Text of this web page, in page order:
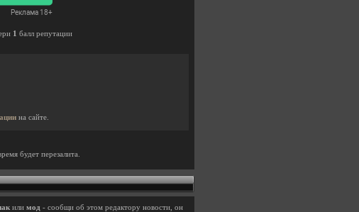
1 балл репутации
на сайте.
будет перезалита.
или мод - сообщи об этом редактору новости, он